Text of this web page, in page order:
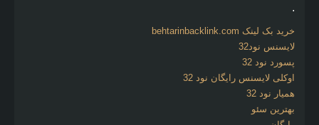
.
خرید بک لینک behtarinbacklink.com
لایسنس نود32
پسورد نود 32
اوکلی لایسنس رایگان نود 32
همیار نود 32
بهترین سئو